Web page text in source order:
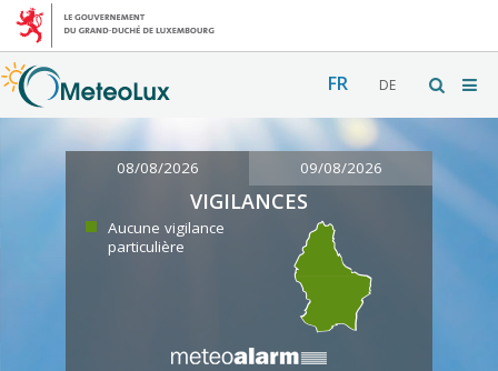
FR DE
08/08/2026 09/08/2026
VIGILANCES
Aucune vigilance
particulière